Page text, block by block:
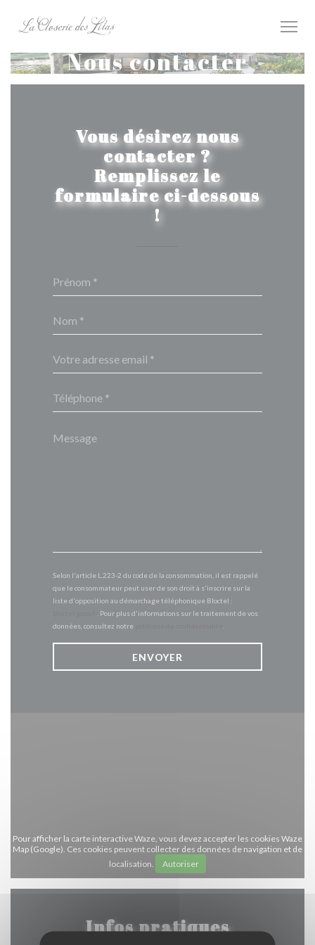
Nous contacter
Vous désirez nous
contacter ?
Remplissez le
formulaire ci-dessous
!
Selon l'article L.223-2 du code de la consommation, il est rappelé
que le consommateur peut user de son droit à s'inscrire sur la
liste d'opposition au démarchage téléphonique Bloctel :
. Pour plus d'informations sur le traitement de vos
données, consultez notre
Pour afficher la carte interactive Waze, vous devez accepter les cookies Waze
Map (Google). Ces cookies peuvent collecter des données de navigation et de
localisation.
Autoriser
Infos pratiques